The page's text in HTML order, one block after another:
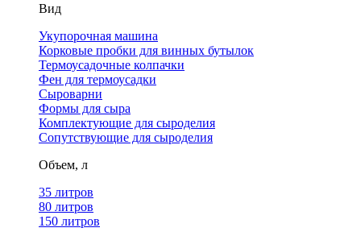
Вид
Укупорочная машина
Корковые пробки для винных бутылок
Термоусадочные колпачки
Фен для термоусадки
Сыроварни
Формы для сыра
Комплектующие для сыроделия
Сопутствующие для сыроделия
Объем, л
35 литров
80 литров
150 литров